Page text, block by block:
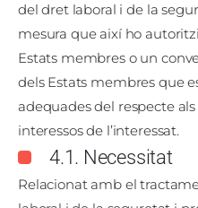
del dret laboral i de la
mesura que així ho
Estats membres o un
dels Estats membres que
adequades del respecte
interessos de l’interessat.
4.1. Necessitat
Relacionat amb el